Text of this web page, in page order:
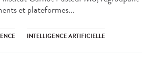
et plateformes...
INTELLIGENCE ARTIFICIELLE